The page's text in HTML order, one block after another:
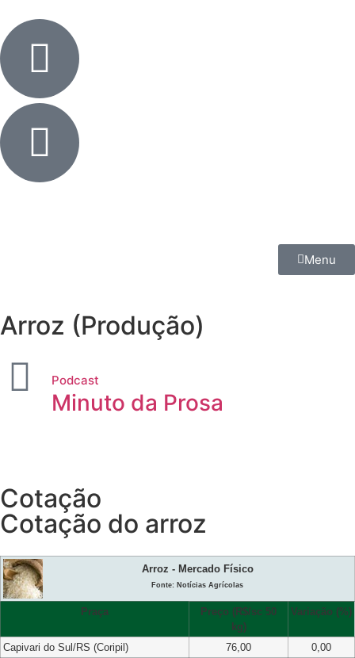
Menu
Arroz (Produção)
Podcast
Minuto da Prosa
Cotação
Cotação do arroz
Arroz - Mercado Físico
Fonte: Notícias Agrícolas
Praça
Preço (R$/sc 50
kg)
Variação (%)
Capivari do Sul/RS (Coripil) 76,00
0,00